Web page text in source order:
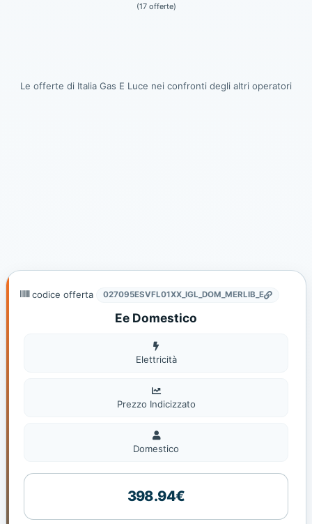
(17 offerte)
Le offerte di Italia Gas E Luce nei confronti degli altri operatori
codice offerta 027095ESVFL01XX_IGL_DOM_MERLIB_E
Ee Domestico
Elettricità
Elettricità
Prezzo Indicizzato
Domestico
Domestico
398.94€